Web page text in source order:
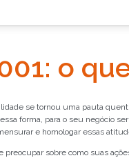
o
se tornou uma pauta
forma, para o seu negócio
e homologar essas
preocupar sobre como suas